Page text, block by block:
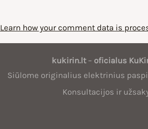
Learn how your comment data is
kukirin.lt– oficialus
Siūlome originalius elektrinius
Konsultacijos ir